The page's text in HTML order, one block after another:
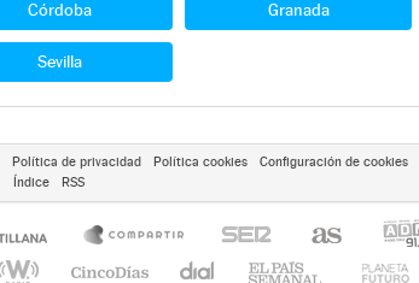
Córdoba Granada
Sevilla
Política de privacidad Política cookies Configuración de cookies
Índice
RSS